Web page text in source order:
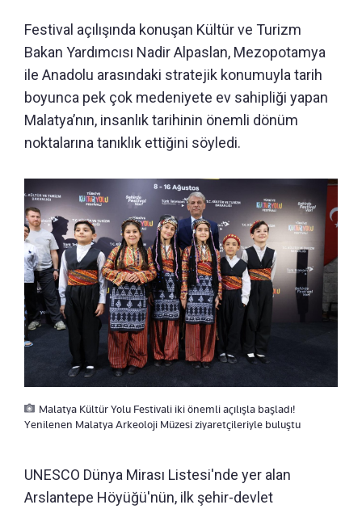
Festival açılışında konuşan Kültür ve Turizm
Bakan Yardımcısı Nadir Alpaslan, Mezopotamya
ile Anadolu arasındaki stratejik konumuyla tarih
boyunca pek çok medeniyete ev sahipliği yapan
Malatya’nın, insanlık tarihinin önemli dönüm
noktalarına tanıklık ettiğini söyledi.
Malatya Kültür Yolu Festivali iki önemli açılışla başladı!
Yenilenen Malatya Arkeoloji Müzesi ziyaretçileriyle buluştu
UNESCO Dünya Mirası Listesi'nde yer alan
Arslantepe Höyüğü'nün, ilk şehir-devlet